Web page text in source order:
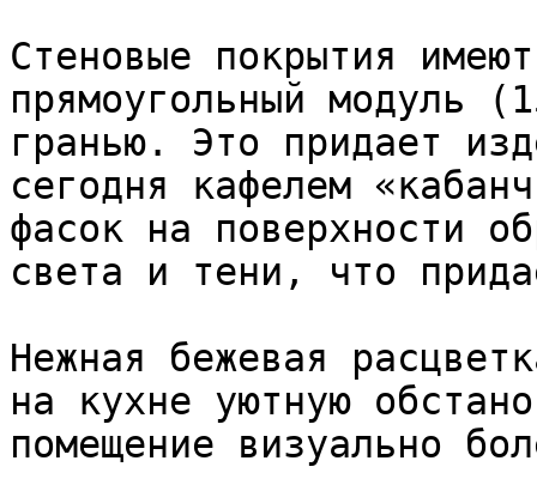
Стеновые покрытия
прямоугольный модуль
гранью. Это придает
сегодня кафелем
фасок на поверхности
света и тени, что
Нежная бежевая
на кухне уютную
помещение визуально